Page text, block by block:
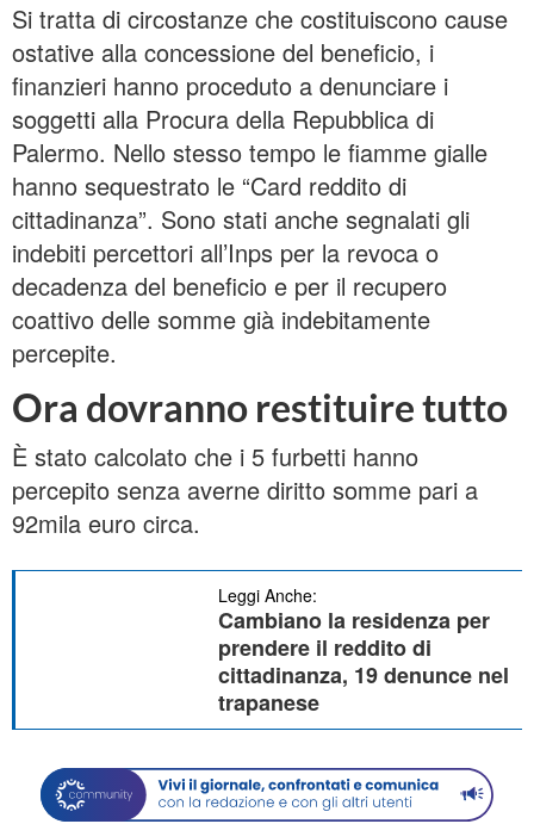
Si tratta di circostanze che costituiscono cause
ostative alla concessione del beneficio, i
finanzieri hanno proceduto a denunciare i
soggetti alla Procura della Repubblica di
Palermo. Nello stesso tempo le fiamme gialle
hanno sequestrato le “Card reddito di
cittadinanza”. Sono stati anche segnalati gli
indebiti percettori all’Inps per la revoca o
decadenza del beneficio e per il recupero
coattivo delle somme già indebitamente
percepite.
Ora dovranno restituire tutto
È stato calcolato che i 5 furbetti hanno
percepito senza averne diritto somme pari a
92mila euro circa.
Leggi Anche:
Cambiano la residenza per
prendere il reddito di
cittadinanza, 19 denunce nel
trapanese